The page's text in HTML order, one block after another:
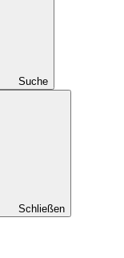
Suche
Schließen